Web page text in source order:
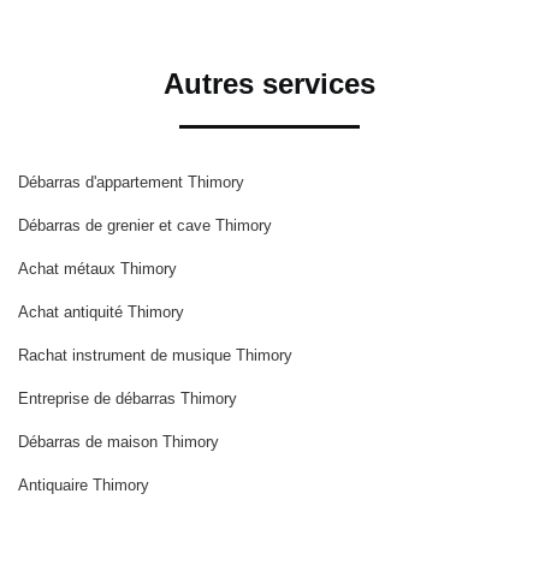
Autres services
Débarras d'appartement Thimory
Débarras de grenier et cave Thimory
Achat métaux Thimory
Achat antiquité Thimory
Rachat instrument de musique Thimory
Entreprise de débarras Thimory
Débarras de maison Thimory
Antiquaire Thimory